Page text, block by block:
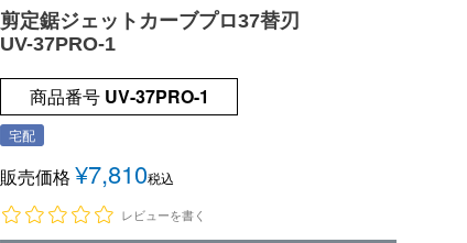
剪定鋸ジェットカーブプロ37替刃
UV-37PRO-1
商品番号 UV-37PRO-1
宅配
販売価格 ¥7,810税込
レビューを書く